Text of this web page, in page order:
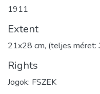
1911
Extent
21x28 cm, (teljes méret:
Rights
Jogok: FSZEK